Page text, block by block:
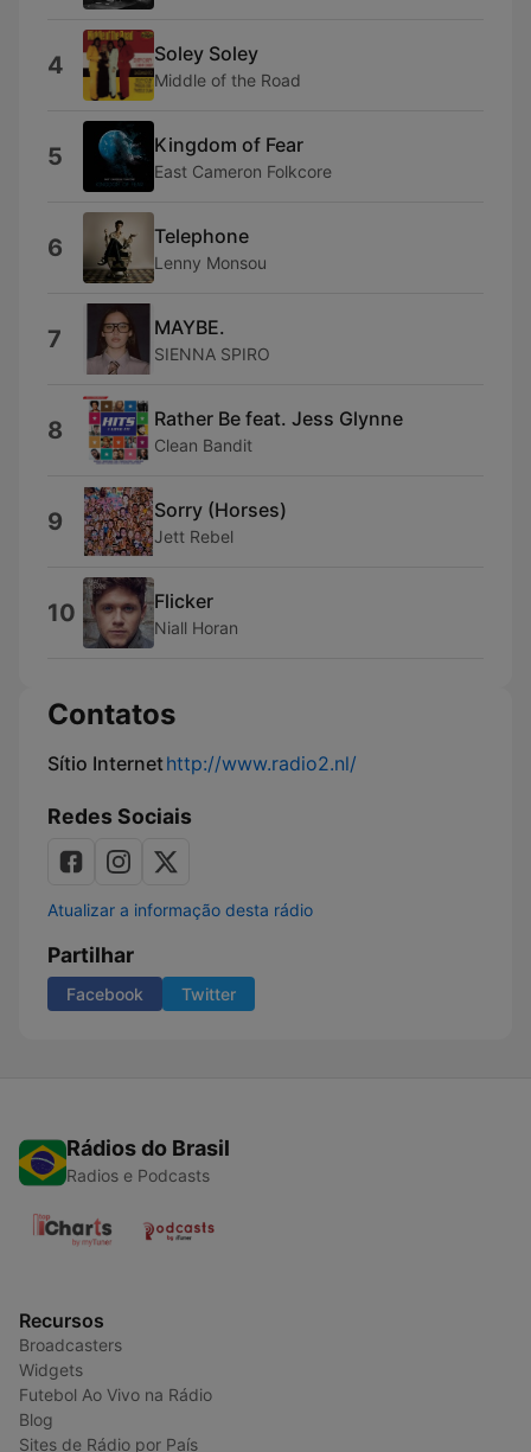
4 Soley Soley
Middle of the Road
5 Kingdom of Fear
East Cameron Folkcore
6 Telephone
Lenny Monsou
7 MAYBE.
SIENNA SPIRO
8 Rather Be feat. Jess Glynne
Clean Bandit
9 Sorry (Horses)
Jett Rebel
10 Flicker
Niall Horan
Contatos
Sítio Internethttp://www.radio2.nl/
Redes Sociais
Atualizar a informação desta rádio
Partilhar
Facebook Twitter
Rádios do Brasil
Radios e Podcasts
Recursos
Broadcasters
Widgets
Futebol Ao Vivo na Rádio
Blog
Sites de Rádio por País